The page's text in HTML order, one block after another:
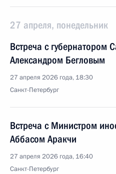
27 апреля, понедельник
Встреча с губернатором
Александром Бегловым
27 апреля 2026 года, 18:30
Санкт-Петербург
Встреча с Министром
Аббасом Аракчи
27 апреля 2026 года, 16:40
Санкт-Петербург